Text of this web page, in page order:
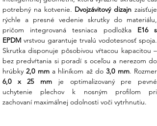
Vŕtanie takmer bez triesok: Špeciálna
geometria hrotu RP-T2 minimalizuje
tvorbu kovových pilín (triesok), ktoré by
inak mohli poškodiť povrchovú úpravu
strešnej krytiny a spôsobiť koróziu
plechu.
Koniec technickej neistote:Váhate, či
je táto skrutka vhodná pre váš typ
trapézového plechu? Náš tím v Ensun
potrebný na kotvenie. Dvojzávitový dizajn zaisťuje
rýchle a presné vedenie skrutky do materiálu,
pričom integrovaná tesniaca podložka E16 s
EPDM vrstvou garantuje trvalú vodotesnosť spoja.
Skrutka disponuje pôsobivou vŕtacou kapacitou –
bez predvŕtania si poradí s oceľou a nerezom do
hrúbky 2,0 mm a hliníkom až do 3,0 mm
6,0 x 25 mm je optimalizovaný pre pevné
uchytenie plechov k nosným profilom pri
zachovaní maximálnej odolnosti voči vytrhnutiu.